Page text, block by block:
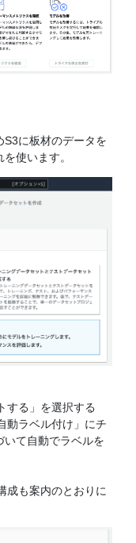
に板材のデータを
使います。
する」を選択する
動ラベル付け」にチ
いて自動でラベルを
成も案内のとおりに